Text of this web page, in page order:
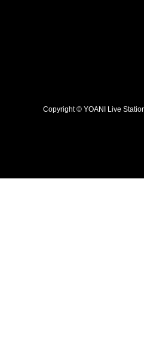
Copyright © YOANI Live